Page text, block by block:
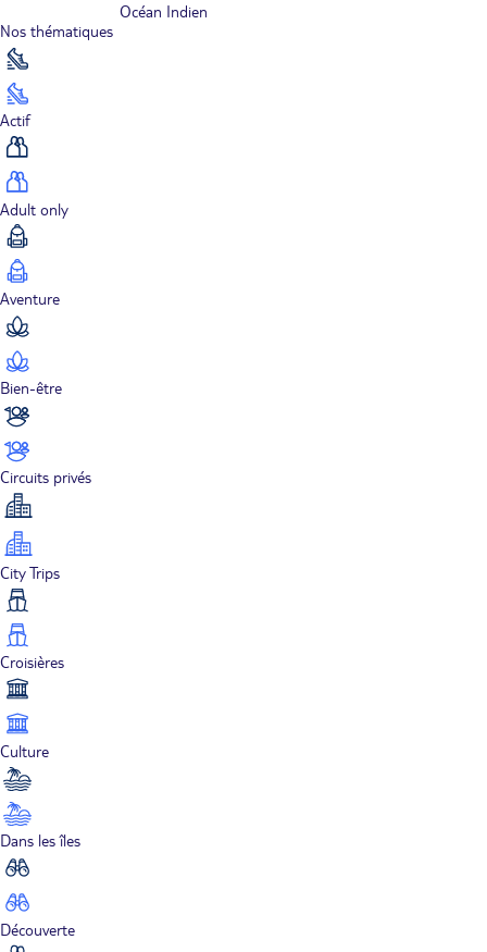
Océan Indien
Nos thématiques
Actif
Adult only
Aventure
Bien-être
Circuits privés
City Trips
Croisières
Culture
Dans les îles
Découverte